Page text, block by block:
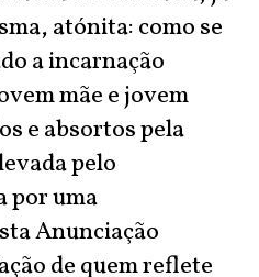
atónita: como se
a incarnação
mãe e jovem
e absortos pela
pelo
por uma
Anunciação
de quem reflete